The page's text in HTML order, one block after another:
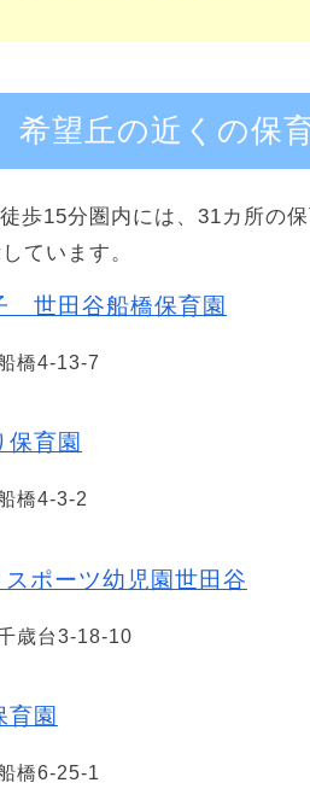
望丘の近くの保
15分圏内には、31カ所の保
ています。
世田谷船橋保育園
橋4-13-7
保育園
橋4-3-2
ポーツ幼児園世田谷
歳台3-18-10
育園
橋6-25-1